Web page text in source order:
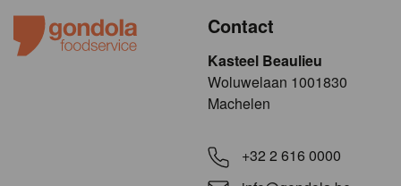
Contact
Kasteel Beaulieu
​​​Woluwelaan 1001830
Machelen
+32 2 616 0000